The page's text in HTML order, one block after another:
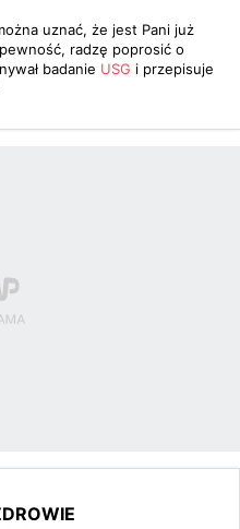
uznać, że jest Pani już
radzę poprosić o
badanie USG i przepisuje